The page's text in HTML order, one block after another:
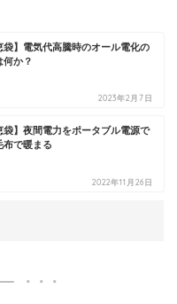
袋】電気代高騰時のオール電化の
何か？
2023年2月7日
袋】夜間電力をポータブル電源で
布で暖まる
2022年11月26日